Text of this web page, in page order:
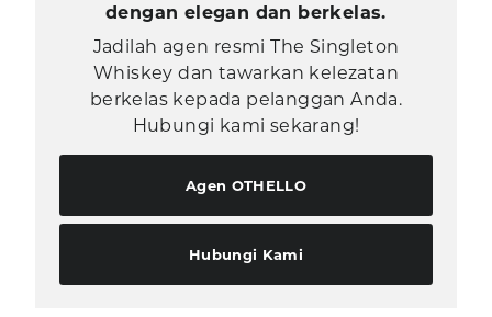
dengan elegan dan berkelas.
Jadilah agen resmi The Singleton
Whiskey dan tawarkan kelezatan
berkelas kepada pelanggan Anda.
Hubungi kami sekarang!
Agen OTHELLO
Hubungi Kami